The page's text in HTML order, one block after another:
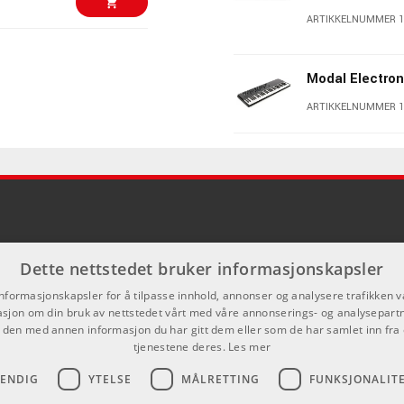
phase shapers and rectify can be applied to the 180
of vintage analogue synths
resonant filter found in other Modal synthesisers, morphing
and a softer resonance response, morphing through: LP >
through: LP > BP > HP
morphing through: LP + Notch > Notch > HP + Notch
through: Notch > Phaser
Kr 7195/stk
KORG multi/
ARTIKKELNUMMER
Roland S-1
ARTIKKELNUMMER
ARTIKKELNUMMER
Modal
ARTIKKELNUMMER
Dette nettstedet bruker informasjonskapsler
for å tilpasse innhold, annonser og analysere trafikken
om din bruk av nettstedet vårt med våre annonserings- og
med annen informasjon du har gitt dem eller som de har samlet inn fra
tjenestene deres. Les mer
YTELSE MÅLRETTING